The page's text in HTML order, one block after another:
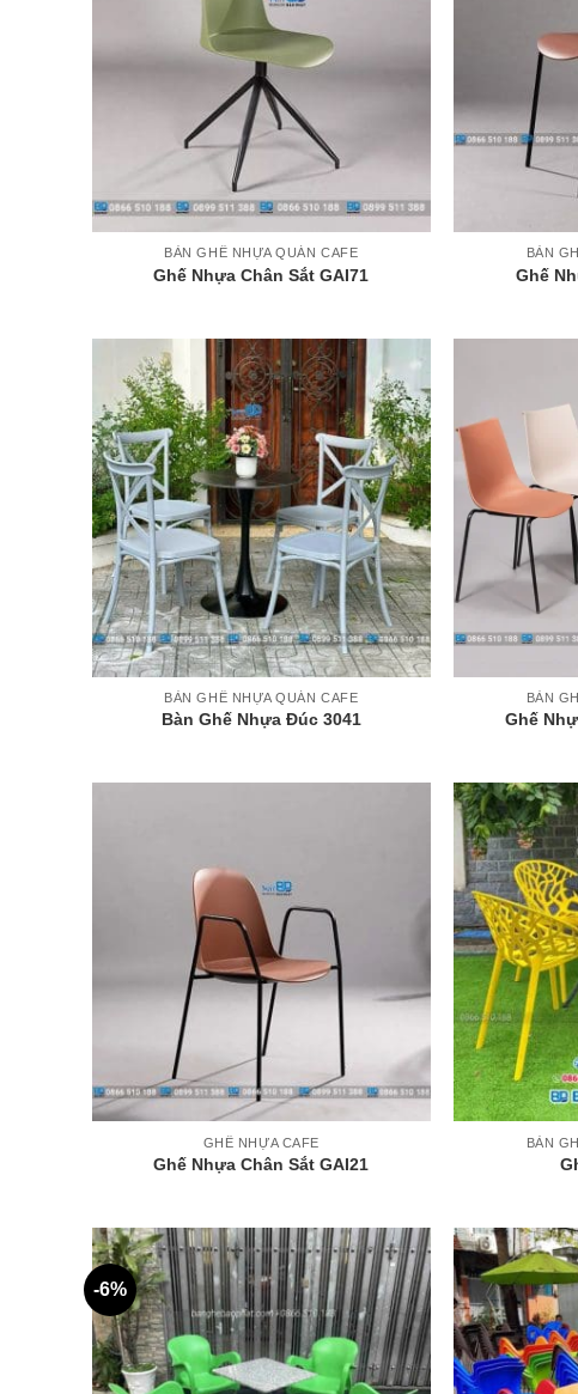
+
BÀN GHẾ NHỰA QUÁN CAFE
Ghế Nhựa Chân Sắt GAI71
BÀN
Ghế
+
BÀN GHẾ NHỰA QUÁN CAFE
Bàn Ghế Nhựa Đúc 3041
BÀN
Ghế
+
GHẾ NHỰA CAFE
Ghế Nhựa Chân Sắt GAI21
+
BÀN
-6%